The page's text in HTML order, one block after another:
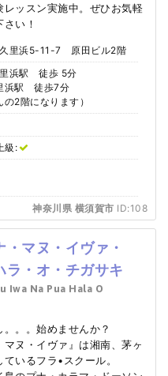
レッスン実施中。ぜひお気軽
い！
久里浜5-11-7 原田ビル2階
浜駅 徒歩 5分
浜駅 徒歩7分
の2階になります）
級:
神奈川県 横須賀市 ID:108
・マヌ・イヴァ・
ラ・オ・チガサキ
Iwa Na Pua Hala O
。。始めませんか？
マヌ・イヴァ』は湘南、茅ヶ
いるフラ•スクール。